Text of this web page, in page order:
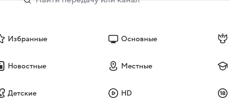
Избранные Основные
Новостные Местные
Детские HD